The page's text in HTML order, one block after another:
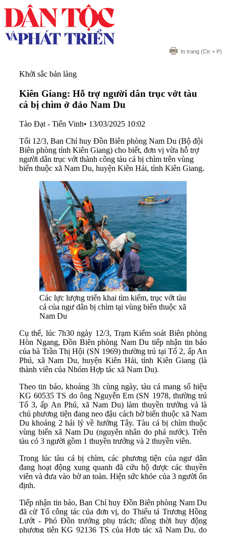
In trang (Ctr + P)
Khởi sắc bản làng
Kiên Giang: Hỗ trợ người dân trục vớt tàu
cá bị chìm ở đảo Nam Du
Tào Đạt - Tiến Vinh• 13/03/2025 10:02
Tối 12/3, Ban Chỉ huy Đồn Biên phòng Nam Du (Bộ đội
Biên phòng tỉnh Kiên Giang) cho biết, đơn vị vừa hỗ trợ
người dân trục vớt thành công tàu cá bị chìm trên vùng
biển thuộc xã Nam Du, huyện Kiên Hải, tỉnh Kiên Giang.
Các lực lượng triển khai tìm kiếm, trục vớt tàu
cá của ngư dân bị chìm tại vùng biển thuộc xã
Nam Du
Cụ thể, lúc 7h30 ngày 12/3, Trạm Kiểm soát Biên phòng
Hòn Ngang, Đồn Biên phòng Nam Du tiếp nhận tin báo
của bà Trần Thị Hội (SN 1969) thường trú tại Tổ 2, ấp An
Phú, xã Nam Du, huyện Kiên Hải, tỉnh Kiên Giang (là
thành viên của Nhóm Hợp tác xã Nam Du).
Theo tin báo, khoảng 3h cùng ngày, tàu cá mang số hiệu
KG 60535 TS do ông Nguyễn Em (SN 1978, thường trú
Tổ 3, ấp An Phú, xã Nam Du) làm thuyền trưởng và là
chủ phương tiện đang neo đậu cách bờ biển thuộc xã Nam
Du khoảng 2 hải lý về hướng Tây. Tàu cá bị chìm thuộc
vùng biển xã Nam Du (nguyên nhân do phá nước). Trên
tàu có 3 người gồm 1 thuyền trưởng và 2 thuyền viên.
Trong lúc tàu cá bị chìm, các phương tiện của ngư dân
đang hoạt động xung quanh đã cứu hộ được các thuyền
viên và đưa vào bờ an toàn. Hiện sức khỏe của 3 người ổn
định.
Tiếp nhận tin báo, Ban Chỉ huy Đồn Biên phòng Nam Du
đã cử Tổ công tác của đơn vị, do Thiếu tá Trương Hồng
Lướt - Phó Đồn trưởng phụ trách; đồng thời huy động
phương tiện KG 92136 TS của Hợp tác xã Nam Du, do